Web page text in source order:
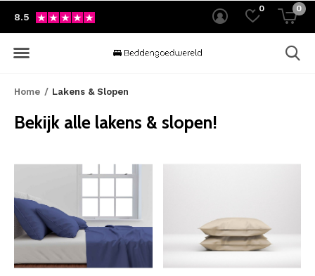
0 0
8.5
Home Lakens & Slopen
Bekijk alle lakens & slopen!